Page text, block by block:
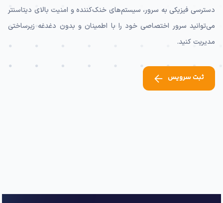
دسترسی فیزیکی به سرور، سیستم‌های خنک‌کننده و امنیت بالای دیتاسنتر
می‌توانید سرور اختصاصی خود را با اطمینان و بدون دغدغه زیرساختی
مدیریت کنید.
ثبت سرویس